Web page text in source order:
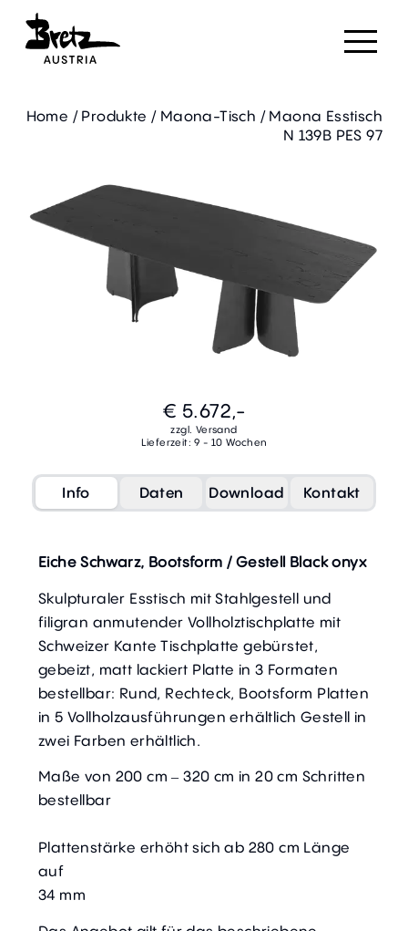
Home / Produkte / Maona-Tisch /Maona Esstisch
N 139B PES 97
€ 5.672,-
zzgl. Versand
Lieferzeit: 9 - 10 Wochen
Info Daten Download Kontakt
Eiche Schwarz, Bootsform / Gestell Black onyx
Skulpturaler Esstisch mit Stahlgestell und
filigran anmutender Vollholztischplatte mit
Schweizer Kante Tischplatte gebürstet,
gebeizt, matt lackiert Platte in 3 Formaten
bestellbar: Rund, Rechteck, Bootsform Platten
in 5 Vollholzausführungen erhältlich Gestell in
zwei Farben erhältlich.
Maße von 200 cm – 320 cm in 20 cm Schritten
bestellbar
Plattenstärke erhöht sich ab 280 cm Länge
auf
34 mm